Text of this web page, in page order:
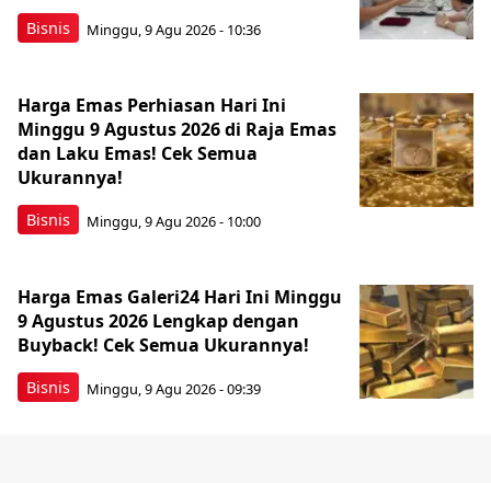
Bisnis Minggu, 9 Agu 2026 - 10:36
Bisnis
Harga Emas Perhiasan Hari Ini
Minggu 9 Agustus 2026 di Raja Emas
dan Laku Emas! Cek Semua
Ukurannya!
Minggu, 9 Agu 2026 - 10:00
Bisnis
Harga Emas Galeri24 Hari Ini Minggu
9 Agustus 2026 Lengkap dengan
Buyback! Cek Semua Ukurannya!
Minggu, 9 Agu 2026 - 09:39